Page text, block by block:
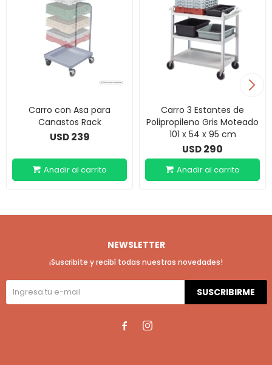
Carro con Asa para
Canastos Rack
USD 239
Carro 3 Estantes de
Polipropileno Gris Moteado
101 x 54 x 95 cm
USD290
NEWSLETTER
¡Suscribite y recibí todas nuestras novedades!
SUSCRIBIRME
 